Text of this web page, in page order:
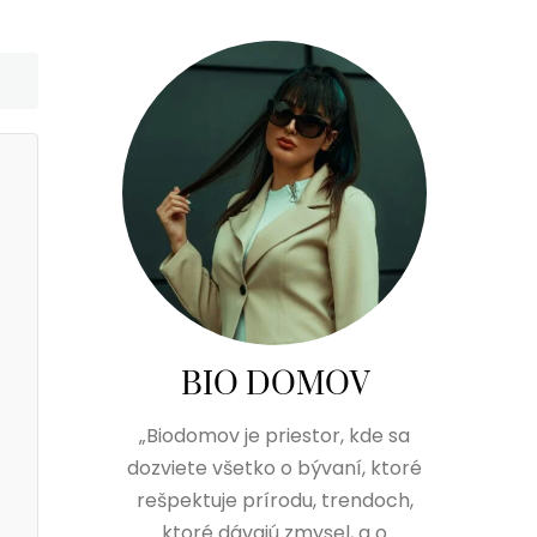
BIO DOMOV
„Biodomov je priestor, kde sa
dozviete všetko o bývaní, ktoré
rešpektuje prírodu, trendoch,